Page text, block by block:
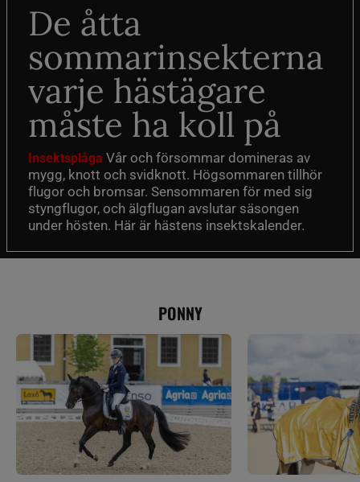
De åtta
sommarinsekterna
varje hästägare
måste ha koll på
Insektsplåga Vår och försommar domineras av
mygg, knott och svidknott. Högsommaren tillhör
flugor och bromsar. Sensommaren för med sig
styngflugor, och älgflugan avslutar säsongen
under hösten. Här är hästens insektskalender.
PONNY